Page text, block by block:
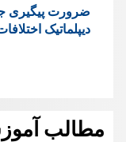
ضرورت پیگیری
دیپلماتیک
مطالب